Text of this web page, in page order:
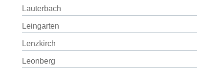
Lauterbach
Leingarten
Lenzkirch
Leonberg